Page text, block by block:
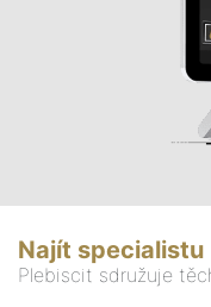
Najít specialistu
Plebiscit sdružuje